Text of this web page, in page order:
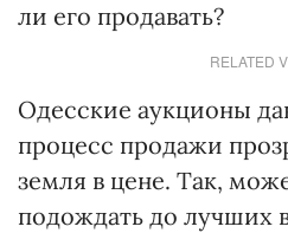
ли его продавать?
RELATED
Одесские аукционы
процесс продажи
земля в цене. Так,
подождать до лучших